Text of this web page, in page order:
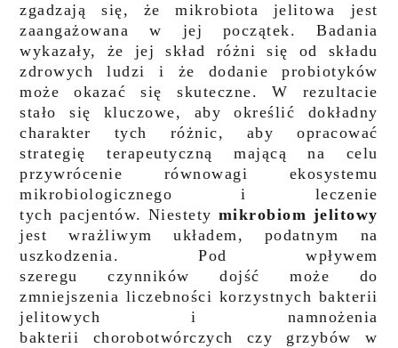
zgadzają się, że mikrobiota jelitowa jest
zaangażowana w jej początek. Badania
wykazały, że jej skład różni się od składu
zdrowych ludzi i że dodanie probiotyków
możeokazać sięskuteczne. W rezultacie
stało się kluczowe, aby określić dokładny
charakter tych różnic, aby opracować
strategięterapeutyczną mającą na celu
przywrócenie równowagi ekosystemu
mikrobiologicznego i leczenie
tych pacjentów. Niestety mikrobiom jelitowy
jest wrażliwym układem, podatnym na
uszkodzenia. Pod wpływem
szereguczynników dojść może do
zmniejszenia liczebności korzystnych bakterii
jelitowych i namnożenia
bakterii chorobotwórczych czy grzybów w